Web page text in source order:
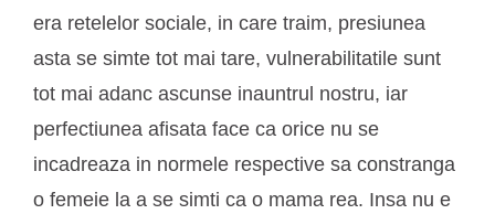
era retelelor sociale, in care traim, presiunea
asta se simte tot mai tare, vulnerabilitatile sunt
tot mai adanc ascunse inauntrul nostru, iar
perfectiunea afisata face ca orice nu se
incadreaza in normele respective sa constranga
o femeie la a se simti ca o mama rea. Insa nu e